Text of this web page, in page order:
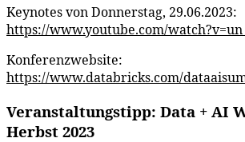
Keynotes von Donnerstag, 29.06.2023:
https://www.youtube.com/
Konferenzwebsite:
https://www.databricks.com/
Veranstaltungstipp: Data + AI
Herbst 2023